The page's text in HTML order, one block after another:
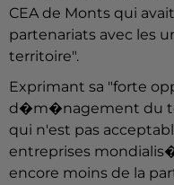
CEA de Monts qui
partenariats avec les
territoire".
Exprimant sa "forte
d�m�nagement du
qui n'est pas
entreprises
encore moins de la